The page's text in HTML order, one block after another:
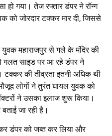
हो गया। तेज रफ्तार डंपर ने रॉन्ग
को जोरदार टक्कर मार दी, जिससे
महाराजपुर से गले के मंदिर की
गलत साइड पर आ रहे डंपर ने
की तीव्रता इतनी अधिक थी
लोगों ने तुरंत घायल युवक को
ने उसका इलाज शुरू किया।
जा रही है।
डंपर को जब्त कर लिया और